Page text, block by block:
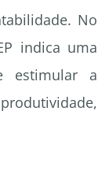
No
indica uma
estimular a